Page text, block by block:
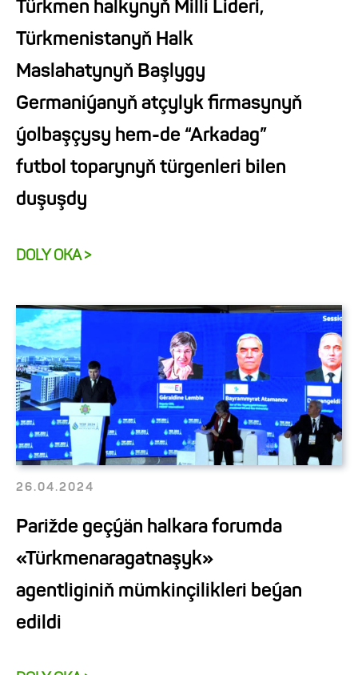
Türkmen halkynyň Milli Lideri,
Türkmenistanyň Halk
Maslahatynyň Başlygy
Germaniýanyň atçylyk firmasynyň
ýolbaşçysy hem-de “Arkadag”
futbol toparynyň türgenleri bilen
duşuşdy
DOLY OKA >
26.04.2024
Parižde geçýän halkara forumda
«Türkmenaragatnaşyk»
agentliginiň mümkinçilikleri beýan
edildi